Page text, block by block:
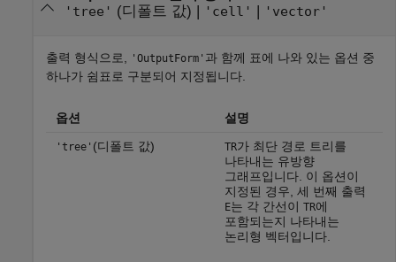
'tree' (디폴트 값) | 'cell' | 'vector'
출력 형식으로, 'OutputForm' 과 함께 표에 나와 있는 옵션 중
하나가 쉼표로 구분되어 지정됩니다.
옵션 설명
'tree' (디폴트 값) TR가 최단 경로 트리를
나타내는 유방향
그래프입니다. 이 옵션이
지정된 경우, 세 번째 출력
E는 각 간선이 TR에
포함되는지 나타내는
논리형 벡터입니다.